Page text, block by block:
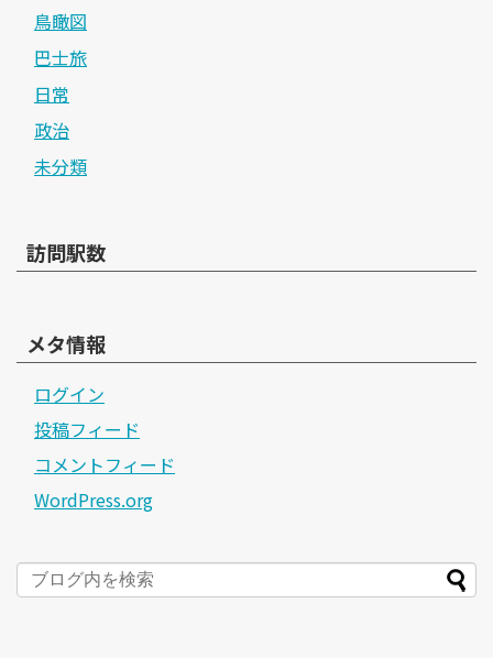
鳥瞰図
巴士旅
日常
政治
未分類
訪問駅数
メタ情報
ログイン
投稿フィード
コメントフィード
WordPress.org